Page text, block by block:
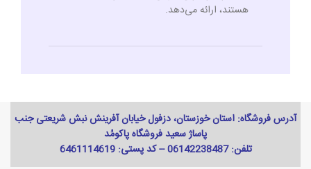
هستند، ارائه می‌دهد.
آدرس فروشگاه: استان خوزستان، دزفول خیابان آفرینش نبش شریعتی جنب
پاساژ سعید فروشگاه پاکومُد
تلفن: 06142238487 -- کد پستی: 6461114619